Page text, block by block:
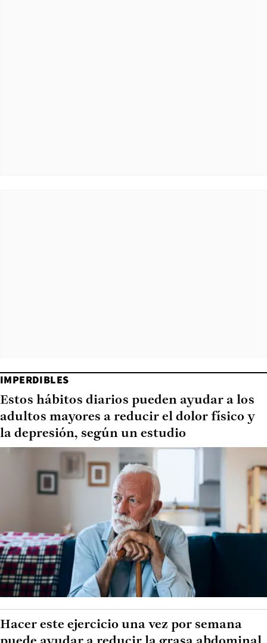
IMPERDIBLES
Estos hábitos diarios pueden ayudar a los
adultos mayores a reducir el dolor físico y
la depresión, según un estudio
Hacer este ejercicio una vez por semana